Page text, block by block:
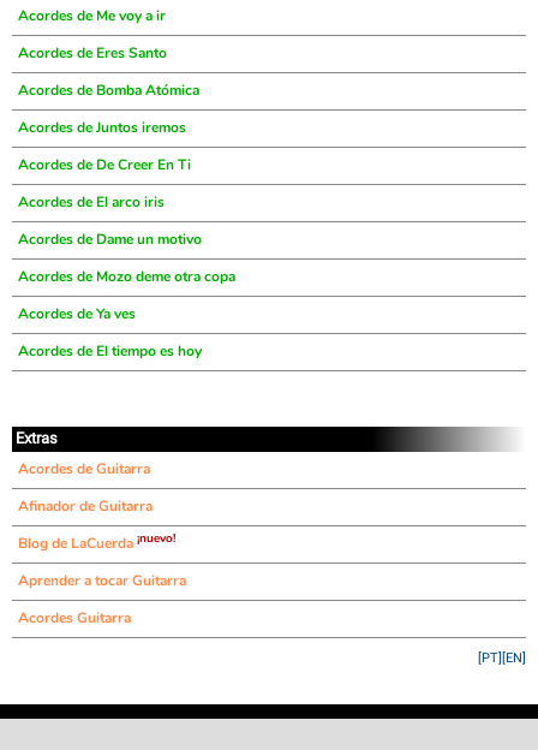
Acordes de Me voy a ir
Acordes de Eres Santo
Acordes de Bomba Atómica
Acordes de Juntos iremos
Acordes de De Creer En Ti
Acordes de El arco iris
Acordes de Dame un motivo
Acordes de Mozo deme otra copa
Acordes de Ya ves
Acordes de El tiempo es hoy
Extras
Acordes de Guitarra
Afinador de Guitarra
Blog de LaCuerda ¡nuevo!
Aprender a tocar Guitarra
Acordes Guitarra
[EN]
[PT]